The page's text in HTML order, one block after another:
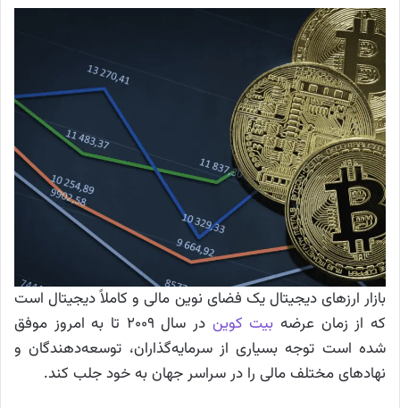
بازار ارز‌های دیجیتال یک فضای نوین مالی و کاملاً دیجیتال است
که از زمان عرضه بیت کوین
در سال ۲۰۰۹ تا به امروز موفق
شده است توجه بسیاری از سرمایه‌گذاران، توسعه‌دهندگان و
نهاد‌های مختلف مالی را در سراسر جهان به خود جلب کند.